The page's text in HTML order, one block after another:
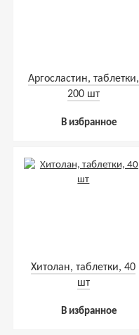
Аргосластин, таблетки,
200 шт
В избранное
Хитолан, таблетки, 40
шт
В избранное